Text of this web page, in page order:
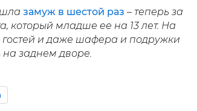
замуж в шестой раз – теперь за
который младше ее на 13 лет. На
и даже шафера и подружки
заднем дворе.